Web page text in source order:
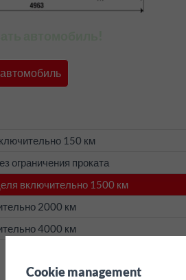
150 км
ограничения проката
включительно 1500 км
2000 км
4000 км
Cookie management